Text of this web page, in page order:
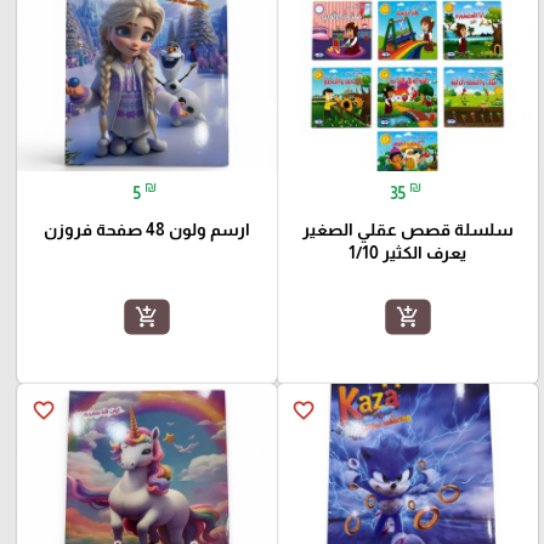
35 ₪
سلسلة قصص عقلي الصغير
يعرف الكثير 1/10
add_shopping_cart
5 ₪
ارسم ولون 48 صفحة فروزن
add_shopping_cart
favorite_border
favorite_border